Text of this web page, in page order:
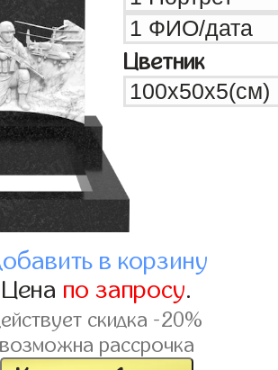
Цветник
в корзину
Цена по запросу.
скидка -20%
возможна рассрочка